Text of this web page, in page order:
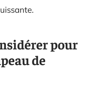
pour
de